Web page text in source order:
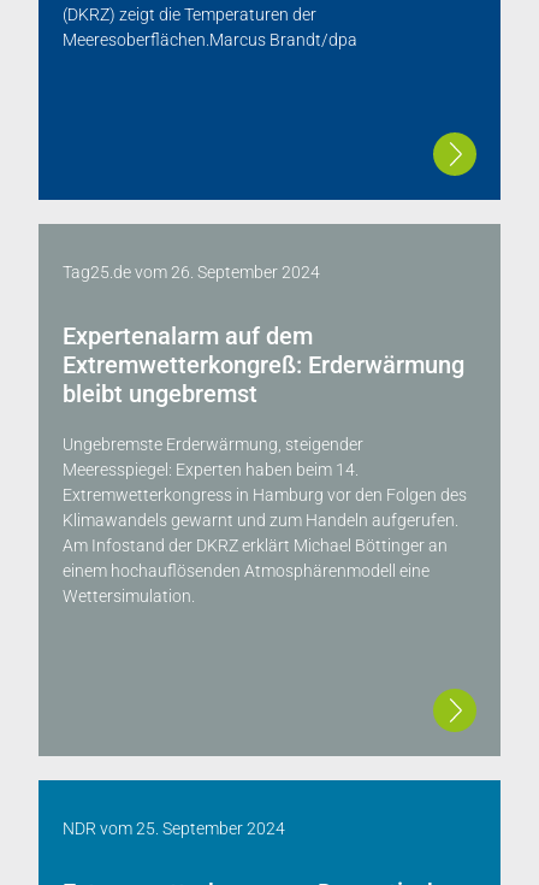
(DKRZ) zeigt die Temperaturen der
Meeresoberflächen.Marcus Brandt/dpa
Tag25.devom26. September 2024
Expertenalarm auf dem
Extremwetterkongreß: Erderwärmung
bleibt ungebremst
Ungebremste Erderwärmung, steigender
Meeresspiegel: Experten haben beim 14.
Extremwetterkongress in Hamburg vor den Folgen des
Klimawandels gewarnt und zum Handeln aufgerufen.
Am Infostand der DKRZ erklärt Michael Böttinger an
einem hochauflösenden Atmosphärenmodell eine
Wettersimulation.
NDR vom25. September 2024